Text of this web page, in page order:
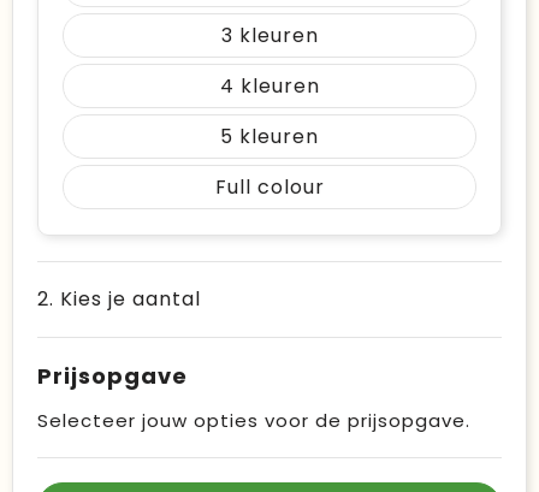
3
4
5
Full colour
2. Kies je aantal
Prijsopgave
Selecteer jouw opties voor de prijsopgave.